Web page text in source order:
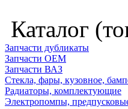
Каталог
Запчасти дубликаты
Запчасти ОЕМ
Запчасти ВАЗ
Стекла, фары, кузовное,
Радиаторы, комплектующие
Электропомпы,